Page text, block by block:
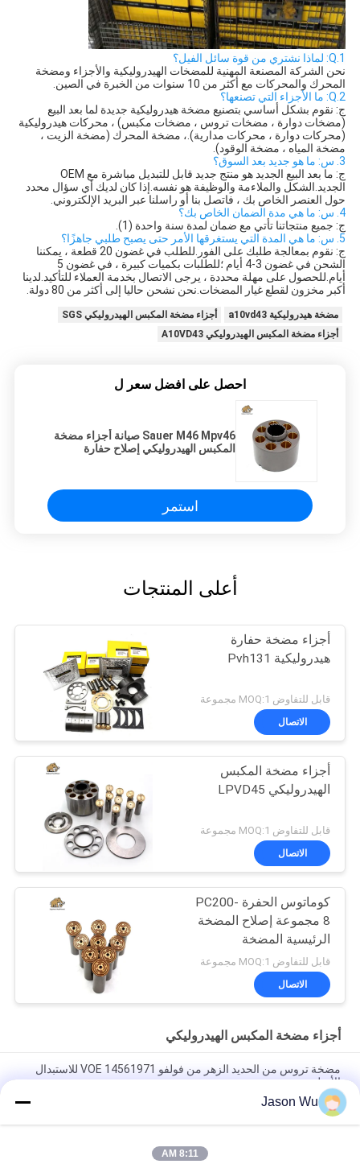
1.Q: لماذا نشتري من قوة سائل الفيل؟
المحرك والمحركات مع أكثر من 10 سنوات من الخبرة في الصين.
2.Q: ما الأجزاء التي تصنعها؟
ج: نقوم بشكل أساسي بتصنيع مضخة هيدروليكية جديدة لما بعد البيع
مضخة المياه ، مضخة الوقود).
3. س: ما هو جديد بعد السوق؟
ج: ما بعد البيع الجديد هو منتج جديد قابل للتبديل مباشرة مع OEM
الجديد.الشكل والملاءمة والوظيفة هو نفسه.إذا كان لديك أي سؤال محدد
حول العنصر الخاص بك ، فاتصل بنا أو راسلنا عبر البريد الإلكتروني.
4. س: ما هي مدة الضمان الخاص بك؟
ج: جميع منتجاتنا تأتي مع ضمان لمدة سنة واحدة (1).
5. س: ما هي المدة التي يستغرقها الأمر حتى يصبح طلبي جاهزًا؟
أيام.للحصول على مهلة محددة ، يرجى الاتصال بخدمة العملاء للتأكيد.
أكبر مخزون لقطع غيار المضخات.نحن نشحن حاليا إلى أكثر من 80 دولة.
مضخة هيدروليكية a10vd43
أجزاء مضخة المكبس الهيدروليكي SGS
أجزاء مضخة المكبس الهيدروليكي A10VD43
احصل على افضل سعر ل
Sauer M46 Mpv46 صيانة أجزاء مضخة
المكبس الهيدروليكي إصلاح حفارة
استمر
أعلى المنتجات
أجزاء مضخة حفارة
هيدروليكية Pvh131
قابل للتفاوض MOQ:1 مجموعة
الاتصال
أجزاء مضخة المكبس
الهيدروليكي LPVD45
قابل للتفاوض MOQ:1 مجموعة
الاتصال
كوماتوس الحفرة PC200-
8 مجموعة إصلاح المضخة
الرئيسية المضخة
الهيدروليكية جزء مضخة
البستون صيانة خدمات
إصلاح
قابل للتفاوض MOQ:1 مجموعة
الاتصال
أجزاء مضخة المكبس الهيدروليكي
مضخة تروس من الحديد الزهر من فولفو VOE 14561971 للاستبدال
الأصلي
الأصلي
Jason Wu
8:11 AM